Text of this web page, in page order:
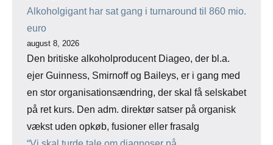
Alkoholgigant har sat gang i turnaround til 860 mio.
euro
august 8, 2026
Den britiske alkoholproducent Diageo, der bl.a.
ejer Guinness, Smirnoff og Baileys, er i gang med
en stor organisationsændring, der skal få selskabet
på ret kurs. Den adm. direktør satser på organisk
vækst uden opkøb, fusioner eller frasalg